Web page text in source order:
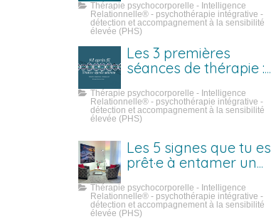
Thérapie psychocorporelle - Intelligence
Relationnelle® - psychothérapie intégrative -
détection et accompagnement à la sensibilité
élevée (PHS)
Les 3 premières
séances de thérapie :
vraiment
Thérapie psychocorporelle - Intelligence
Relationnelle® - psychothérapie intégrative -
détection et accompagnement à la sensibilité
élevée (PHS)
Les 5 signes que tu es
prêt·e à entamer un
Thérapie psychocorporelle - Intelligence
Relationnelle® - psychothérapie intégrative -
détection et accompagnement à la sensibilité
élevée (PHS)